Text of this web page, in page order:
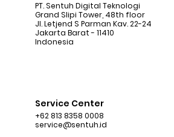
PT. Sentuh Digital Teknologi
Grand Slipi Tower, 48th floor
Jl. Letjend S Parman Kav. 22-24
Jakarta Barat - 11410
Indonesia
Service Center
+62 813 8358 0008
service@sentuh.id